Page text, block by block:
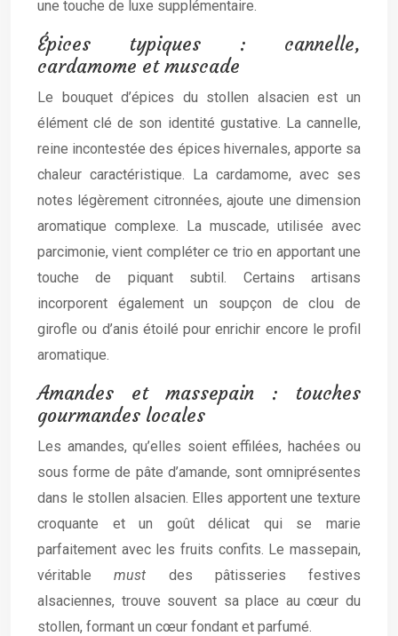
une touche de luxe supplémentaire.
Épices typiques : cannelle,
cardamome et muscade
Le bouquet d’épices du stollen alsacien est un
élément clé de son identité gustative. La cannelle,
reine incontestée des épices hivernales, apporte sa
chaleur caractéristique. La cardamome, avec ses
notes légèrement citronnées, ajoute une dimension
aromatique complexe. La muscade, utilisée avec
parcimonie, vient compléter ce trio en apportant une
touche de piquant subtil. Certains artisans
incorporent également un soupçon de clou de
girofle ou d’anis étoilé pour enrichir encore le profil
aromatique.
Amandes et massepain : touches
gourmandes locales
Les amandes, qu’elles soient effilées, hachées ou
sous forme de pâte d’amande, sont omniprésentes
dans le stollen alsacien. Elles apportent une texture
croquante et un goût délicat qui se marie
parfaitement avec les fruits confits. Le massepain,
véritablemust des pâtisseries festives
alsaciennes, trouve souvent sa place au cœur du
stollen, formant un cœur fondant et parfumé.